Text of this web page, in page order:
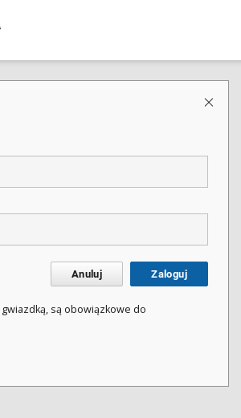
Anuluj Zaloguj
są obowiązkowe do